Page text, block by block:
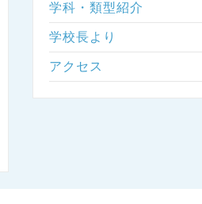
学科・類型紹介
学校長より
アクセス